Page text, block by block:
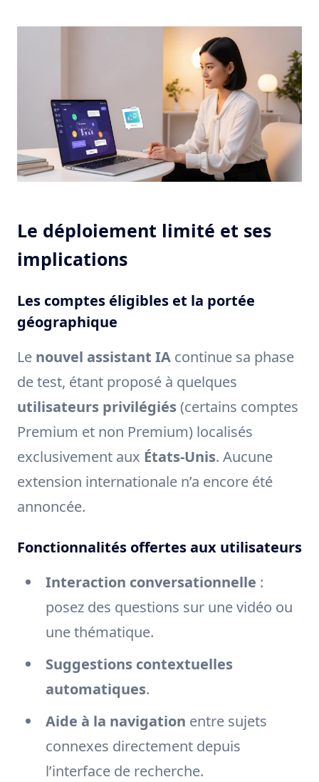
Le déploiement limité et ses
implications
Les comptes éligibles et la portée
géographique
Le nouvel assistant IA continue sa phase
de test, étant proposé à quelques
utilisateurs privilégiés (certains comptes
Premium et non Premium) localisés
exclusivement aux États-Unis. Aucune
extension internationale n’a encore été
annoncée.
Fonctionnalités offertes aux utilisateurs
Interaction conversationnelle :
posez des questions sur une vidéo ou
une thématique.
Suggestions contextuelles
automatiques.
Aide à la navigation entre sujets
connexes directement depuis
l’interface de recherche.